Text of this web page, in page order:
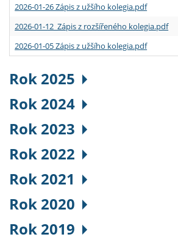
2026-01-26 Zápis z užšího kolegia.pdf
2026-01-12 Zápis z rozšířeného kolegia.pdf
2026-01-05 Zápis z užšího kolegia.pdf
Rok 2025
Rok 2024
Rok 2023
Rok 2022
Rok 2021
Rok 2020
Rok 2019